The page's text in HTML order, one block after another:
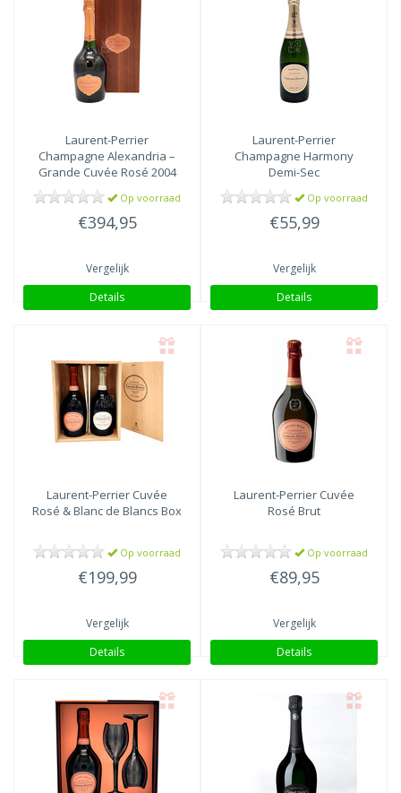
Laurent-Perrier
Champagne Alexandria –
Grande Cuvée Rosé 2004
Op voorraad
€394,95
Vergelijk
Details
Laurent-Perrier
Champagne Harmony
Demi-Sec
Op voorraad
€55,99
Vergelijk
Details
Laurent-Perrier Cuvée
Rosé & Blanc de Blancs Box
Op voorraad
€199,99
Vergelijk
Details
Laurent-Perrier Cuvée
Rosé Brut
Op voorraad
€89,95
Vergelijk
Details